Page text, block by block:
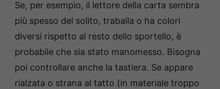
Se, per esempio, il lettore della carta sembra
più spesso del solito, traballa o ha colori
diversi rispetto al resto dello sportello, è
probabile che sia stato manomesso. Bisogna
poi controllare anche la tastiera. Se appare
rialzata o strana al tatto (in materiale troppo